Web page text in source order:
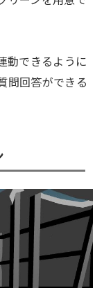
動できるように
問回答ができる